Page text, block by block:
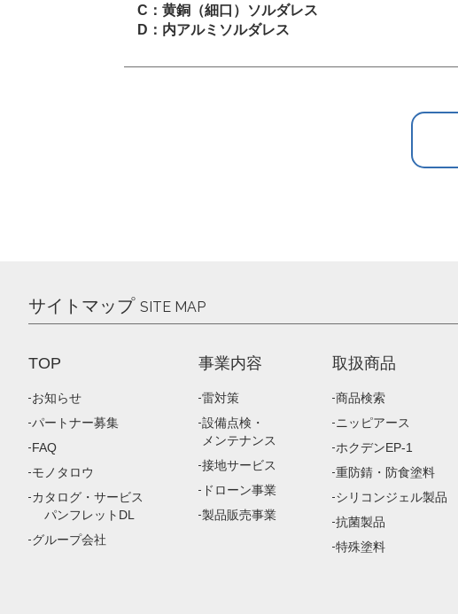
C：黄銅（細口）ソルダレス
D：内アルミソルダレス
サイトマップ SITE MAP
TOP
お知らせ
パートナー募集
FAQ
モノタロウ
カタログ・サービス
パンフレットDL
グループ会社
事業内容
雷対策
設備点検・
メンテナンス
接地サービス
ドローン事業
製品販売事業
取扱商品
商品検索
ニッピアース
ホクデンEP-1
重防錆・防食塗料
シリコンジェル製品
抗菌製品
特殊塗料